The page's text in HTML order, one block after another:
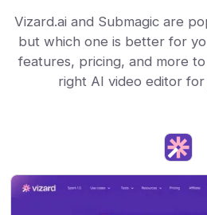
Vizard.ai and Submagic are
but which one is better for
features, pricing, and more
right AI video editor for